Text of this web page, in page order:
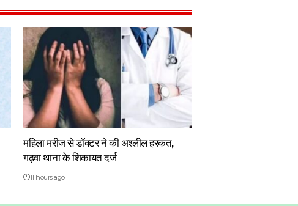
महिला मरीज से डॉक्टर ने की अश्लील हरकत,
गढ़वा थाना के शिकायत दर्ज
11 hours ago